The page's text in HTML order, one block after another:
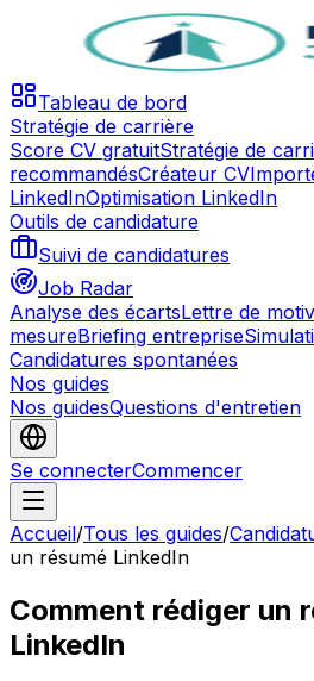
Tableau de bord
Stratégie de carrière
Score CV gratuitStratégie de
recommandésCréateur CV
LinkedInOptimisation LinkedIn
Outils de candidature
Suivi de candidatures
Job Radar
Analyse des écartsLettre de
mesureBriefing entreprise
Candidatures spontanées
Nos guides
Nos guidesQuestions d'entretien
Se connecterCommencer
Accueil/Tous les guides/
un résumé LinkedIn
Comment rédiger un
LinkedIn